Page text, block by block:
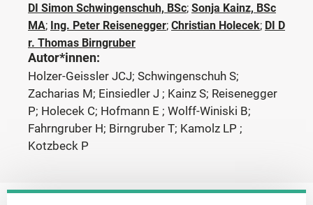
DI Simon Schwingenschuh, BSc; Sonja Kainz, BSc
MA; Ing. Peter Reisenegger; Christian Holecek; DI D
r. Thomas Birngruber
Autor*innen:
Holzer-Geissler JCJ; Schwingenschuh S;
Zacharias M; Einsiedler J ; Kainz S; Reisenegger
P; Holecek C; Hofmann E ; Wolff-Winiski B;
Fahrngruber H; Birngruber T; Kamolz LP ;
Kotzbeck P